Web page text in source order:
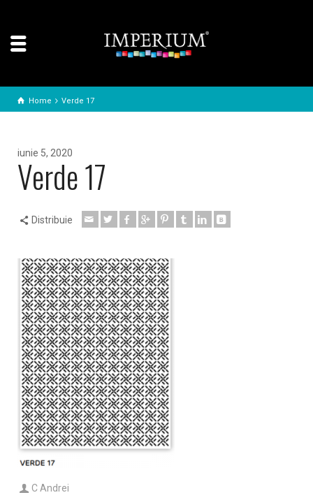
Home Verde 17
iunie 5, 2020
Verde 17
Distribuie
C Andrei